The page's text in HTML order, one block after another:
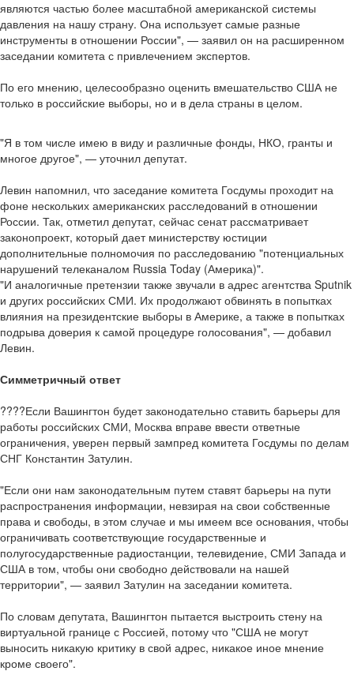
являются частью более масштабной американской системы
давления на нашу страну. Она использует самые разные
инструменты в отношении России", — заявил он на расширенном
заседании комитета с привлечением экспертов.
По его мнению, целесообразно оценить вмешательство США не
только в российские выборы, но и в дела страны в целом.
"Я в том числе имею в виду и различные фонды, НКО, гранты и
многое другое", — уточнил депутат.
Левин напомнил, что заседание комитета Госдумы проходит на
фоне нескольких американских расследований в отношении
России. Так, отметил депутат, сейчас сенат рассматривает
законопроект, который дает министерству юстиции
дополнительные полномочия по расследованию "потенциальных
нарушений телеканалом Russia Today (Америка)".
"И аналогичные претензии также звучали в адрес агентства Sputnik
и других российских СМИ. Их продолжают обвинять в попытках
влияния на президентские выборы в Америке, а также в попытках
подрыва доверия к самой процедуре голосования", — добавил
Левин.
Симметричный ответ
????Если Вашингтон будет законодательно ставить барьеры для
работы российских СМИ, Москва вправе ввести ответные
ограничения, уверен первый зампред комитета Госдумы по делам
СНГ Константин Затулин.
"Если они нам законодательным путем ставят барьеры на пути
распространения информации, невзирая на свои собственные
права и свободы, в этом случае и мы имеем все основания, чтобы
ограничивать соответствующие государственные и
полугосударственные радиостанции, телевидение, СМИ Запада и
США в том, чтобы они свободно действовали на нашей
территории", — заявил Затулин на заседании комитета.
По словам депутата, Вашингтон пытается выстроить стену на
виртуальной границе с Россией, потому что "США не могут
выносить никакую критику в свой адрес, никакое иное мнение
кроме своего".